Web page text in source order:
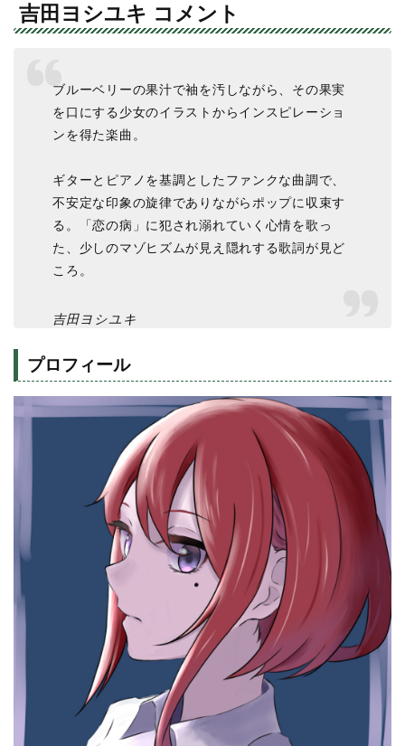
吉田ヨシユキ コメント
ブルーベリーの果汁で袖を汚しながら、その果実
を口にする少女のイラストからインスピレーショ
ンを得た楽曲。
ギターとピアノを基調としたファンクな曲調で、
不安定な印象の旋律でありながらポップに収束す
る。「恋の病」に犯され溺れていく心情を歌っ
た、少しのマゾヒズムが見え隠れする歌詞が見ど
ころ。
吉田ヨシユキ
プロフィール